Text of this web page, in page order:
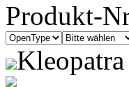
Produkt-